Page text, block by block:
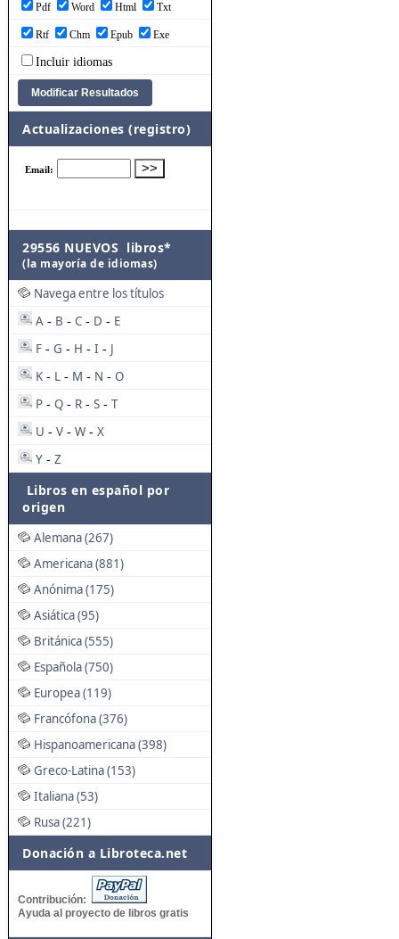
Pdf Word Html Txt
Rtf Chm Epub Exe
Incluir idiomas
Actualizaciones (registro)
29556 NUEVOS libros*
(la mayoría de idiomas)
Navega entre los títulos
A - B - C - D - E
F - G - H - I - J
K - L - M - N - O
P - Q - R - S - T
U - V - W - X
Y - Z
Libros en español por
origen
Alemana (267)
Americana (881)
Anónima (175)
Asiática (95)
Británica (555)
Española (750)
Europea (119)
Francófona (376)
Hispanoamericana (398)
Greco-Latina (153)
Italiana (53)
Rusa (221)
Donación a Libroteca.net
Contribución:
Ayuda al proyecto de libros gratis